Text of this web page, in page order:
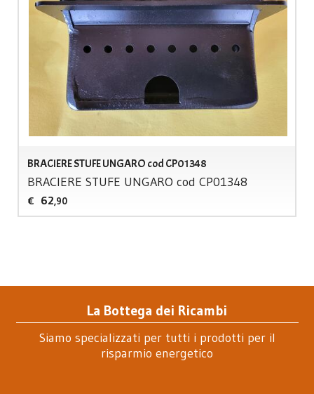
BRACIERE STUFE UNGARO cod CP01348
BRACIERE STUFE UNGARO cod CP01348
€ 62,90
La Bottega dei Ricambi
Siamo specializzati per tutti i prodotti per il
risparmio energetico